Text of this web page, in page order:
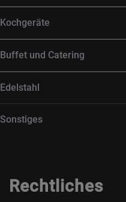
Kochgeräte
Buffet und Catering
Edelstahl
Sonstiges
Rechtliches